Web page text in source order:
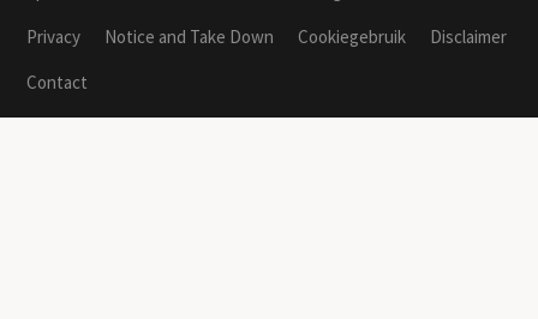
Privacy
Notice and Take Down Cookiegebruik
Disclaimer
Contact